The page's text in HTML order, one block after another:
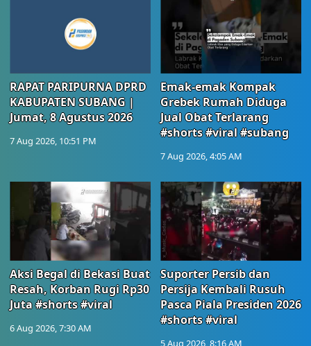
RAPAT PARIPURNA DPRD
KABUPATEN SUBANG |
Jumat, 8 Agustus 2026
7 Aug 2026, 10:51 PM
Emak-emak Kompak
Grebek Rumah Diduga
Jual Obat Terlarang
#shorts #viral #subang
7 Aug 2026, 4:05 AM
Aksi Begal di Bekasi Buat
Resah, Korban Rugi Rp30
Juta #shorts #viral
6 Aug 2026, 7:30 AM
Suporter Persib dan
Persija Kembali Rusuh
Pasca Piala Presiden 2026
#shorts #viral
5 Aug 2026, 8:16 AM